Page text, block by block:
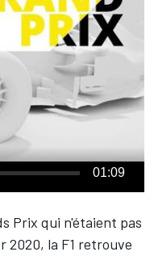
01:09
Prix qui n'étaient pas
2020, la F1 retrouve